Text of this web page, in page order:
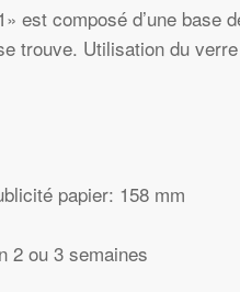
est composé d’une
trouve. Utilisation du
papier: 158 mm
2 ou 3 semaines